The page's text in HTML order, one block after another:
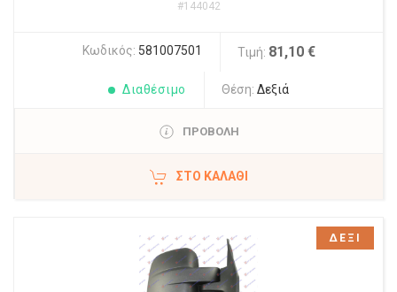
#144042
Κωδικός: 581007501 Τιμή: 81,10 €
Διαθέσιμο Θέση: Δεξιά
ΠΡΟΒΟΛΗ
ΣΤΟ ΚΑΛΆΘΙ
ΔΕΞΙ